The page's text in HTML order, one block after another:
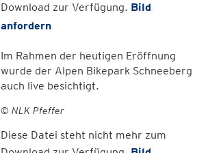
Download zur Verfügung. Bild
anfordern
Im Rahmen der heutigen Eröffnung
wurde der Alpen Bikepark Schneeberg
auch live besichtigt.
© NLK Pfeffer
Diese Datei steht nicht mehr zum